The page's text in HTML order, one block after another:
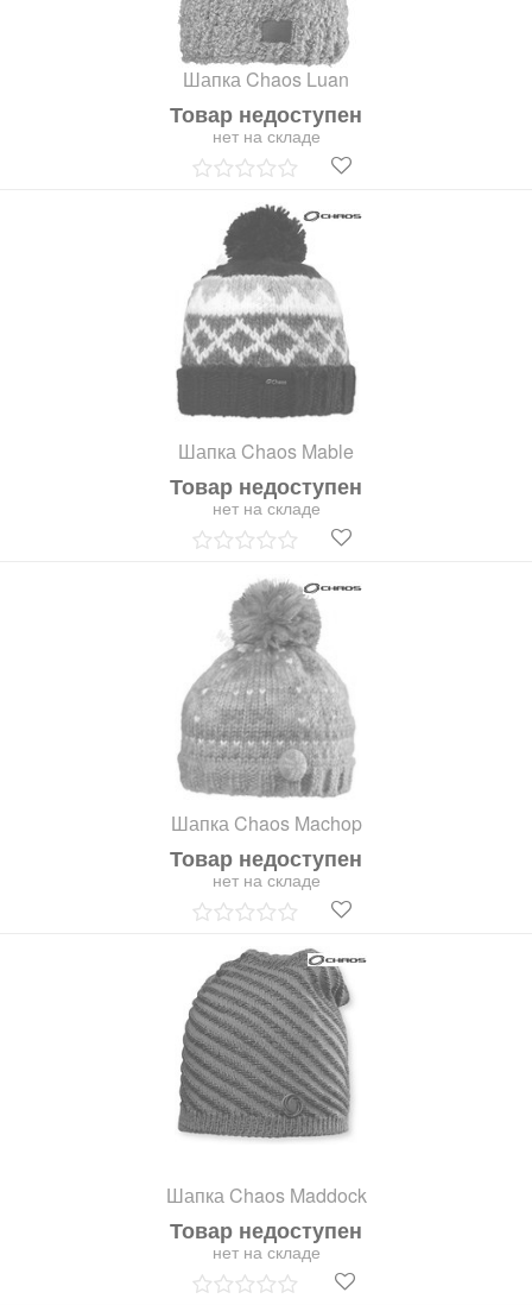
Шапка Chaos Luan
Товар недоступен
нет на складе
Шапка Chaos Mable
Товар недоступен
нет на складе
Шапка Chaos Machop
Товар недоступен
нет на складе
Шапка Chaos Maddock
Товар недоступен
нет на складе